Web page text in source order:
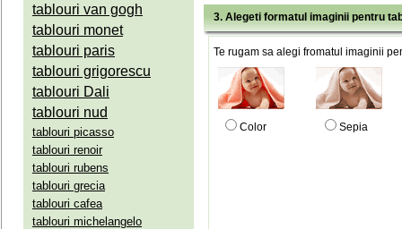
tablouri van gogh
tablouri monet
tablouri paris
tablouri grigorescu
tablouri Dali
tablouri nud
tablouri picasso
tablouri renoir
tablouri rubens
tablouri grecia
tablouri cafea
tablouri michelangelo
3. Alegeti formatul imaginii pentru
Te rugam sa alegi fromatul imaginii
Color Sepia